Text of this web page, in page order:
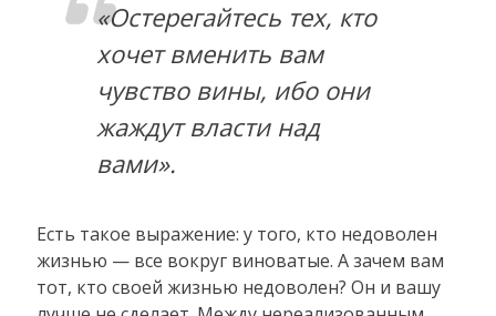
«Остерегайтесь тех, кто
хочет вменить вам
чувство вины, ибо они
жаждут власти над
вами».
Есть такое выражение: у того, кто недоволен
жизнью — все вокруг виноватые. А зачем вам
тот, кто своей жизнью недоволен? Он и вашу